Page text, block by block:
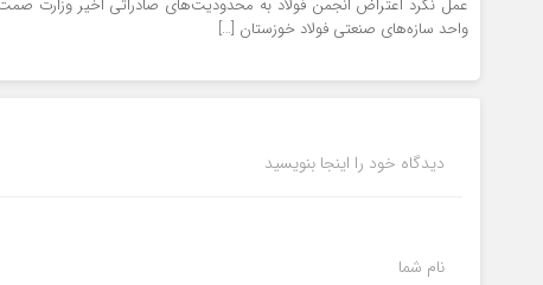
واحد سازه‌های صنعتی فولاد خوزستان […]
دیدگاه خود را اینجا بنویسید
نام شما